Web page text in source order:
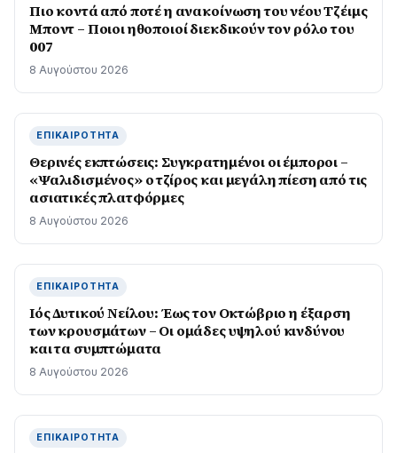
Πιο κοντά από ποτέ η ανακοίνωση του νέου Τζέιμς
Μποντ – Ποιοι ηθοποιοί διεκδικούν τον ρόλο του
007
8 Αυγούστου 2026
ΕΠΙΚΑΙΡΌΤΗΤΑ
Θερινές εκπτώσεις: Συγκρατημένοι οι έμποροι –
«Ψαλιδισμένος» ο τζίρος και μεγάλη πίεση από τις
ασιατικές πλατφόρμες
8 Αυγούστου 2026
ΕΠΙΚΑΙΡΌΤΗΤΑ
Ιός Δυτικού Νείλου: Έως τον Οκτώβριο η έξαρση
των κρουσμάτων – Οι ομάδες υψηλού κινδύνου
και τα συμπτώματα
8 Αυγούστου 2026
ΕΠΙΚΑΙΡΌΤΗΤΑ